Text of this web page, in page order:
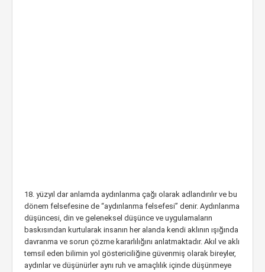
18. yüzyıl dar anlamda aydınlanma çağı olarak adlandırılır ve bu
dönem felsefesine de “aydınlanma felsefesi” denir. Aydınlanma
düşüncesi, din ve geleneksel düşünce ve uygulamaların
baskısından kurtularak insanın her alanda kendi aklının ışığında
davranma ve sorun çözme kararlılığını anlatmaktadır. Akıl ve aklı
temsil eden bilimin yol göstericiliğine güvenmiş olarak bireyler,
aydınlar ve düşünürler aynı ruh ve amaçlılık içinde düşünmeye